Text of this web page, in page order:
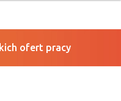
ofert pracy